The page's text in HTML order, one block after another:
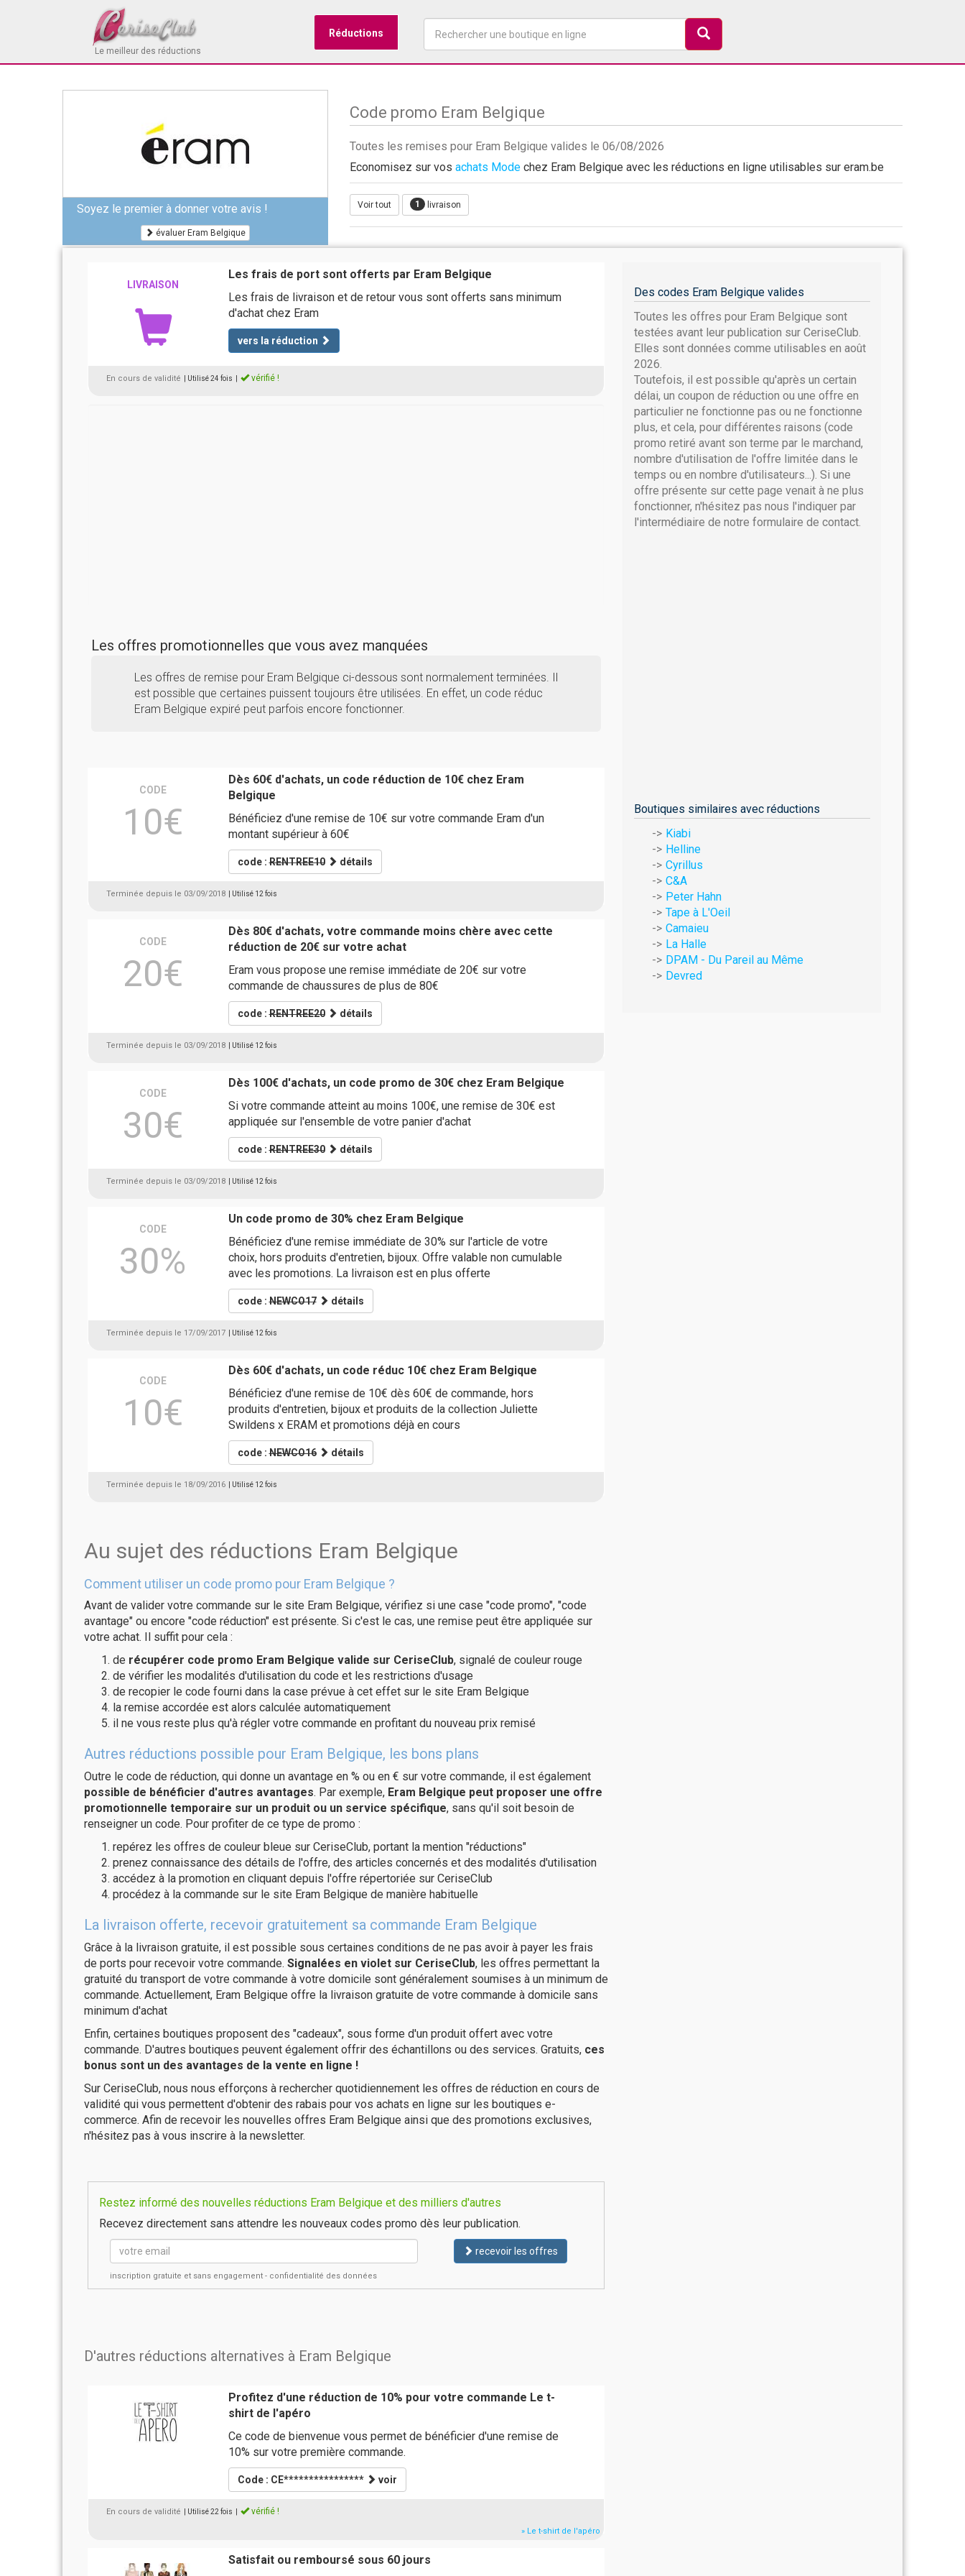
Le meilleur des réductions
Réductions
Soyez le premier à donner votre avis !
évaluer Eram Belgique
Code promo Eram Belgique
Toutes les remises pour Eram Belgique valides le 06/08/2026
Economisez sur vos achats Mode chez Eram Belgique avec les réductions en ligne utilisables sur eram.be
Voir tout 1 livraison
LIVRAISON
Les frais de port sont offerts par Eram Belgique
Les frais de livraison et de retour vous sont offerts sans minimum
d'achat chez Eram
vers la réduction
En cours de validité | Utilisé 24 fois vérifié !
Les offres promotionnelles que vous avez manquées
Les offres de remise pour Eram Belgique ci-dessous sont normalement terminées. Il
est possible que certaines puissent toujours être utilisées. En effet, un code réduc
Eram Belgique expiré peut parfois encore fonctionner.
CODE
10€
Dès 60€ d'achats, un code réduction de 10€ chez Eram
Belgique
Bénéficiez d'une remise de 10€ sur votre commande Eram d'un
montant supérieur à 60€
code :RENTREE10 détails
Terminée depuis le 03/09/2018 | Utilisé 12 fois
CODE
20€
Dès 80€ d'achats, votre commande moins chère avec cette
réduction de 20€ sur votre achat
Eram vous propose une remise immédiate de 20€ sur votre
commande de chaussures de plus de 80€
code :RENTREE20 détails
Terminée depuis le 03/09/2018 | Utilisé 12 fois
CODE
30€
Dès 100€ d'achats, un code promo de 30€ chez Eram Belgique
Si votre commande atteint au moins 100€, une remise de 30€ est
appliquée sur l'ensemble de votre panier d'achat
code :RENTREE30 détails
Terminée depuis le 03/09/2018 | Utilisé 12 fois
CODE
30%
Un code promo de 30% chez Eram Belgique
Bénéficiez d'une remise immédiate de 30% sur l'article de votre
choix, hors produits d'entretien, bijoux. Offre valable non cumulable
avec les promotions. La livraison est en plus offerte
code :NEWCO17 détails
Terminée depuis le 17/09/2017 | Utilisé 12 fois
CODE
10€
Dès 60€ d'achats, un code réduc 10€ chez Eram Belgique
Bénéficiez d'une remise de 10€ dès 60€ de commande, hors
produits d'entretien, bijoux et produits de la collection Juliette
Swildens x ERAM et promotions déjà en cours
code :NEWCO16 détails
Terminée depuis le 18/09/2016 | Utilisé 12 fois
Au sujet des réductions Eram Belgique
Comment utiliser un code promo pour Eram Belgique ?
Avant de valider votre commande sur le site Eram Belgique, vérifiez si une case "code promo", "code
avantage" ou encore "code réduction" est présente. Si c'est le cas, une remise peut être appliquée sur
votre achat. Il suffit pour cela :
de récupérer code promo Eram Belgique valide sur CeriseClub, signalé de couleur rouge
de vérifier les modalités d'utilisation du code et les restrictions d'usage
de recopier le code fourni dans la case prévue à cet effet sur le site Eram Belgique
la remise accordée est alors calculée automatiquement
il ne vous reste plus qu'à régler votre commande en profitant du nouveau prix remisé
Autres réductions possible pour Eram Belgique, les bons plans
Outre le code de réduction, qui donne un avantage en % ou en € sur votre commande, il est également
possible de bénéficier d'autres avantages. Par exemple, Eram Belgique peut proposer une offre
promotionnelle temporaire sur un produit ou un service spécifique, sans qu'il soit besoin de
renseigner un code. Pour profiter de ce type de promo :
repérez les offres de couleur bleue sur CeriseClub, portant la mention "réductions"
prenez connaissance des détails de l'offre, des articles concernés et des modalités d'utilisation
accédez à la promotion en cliquant depuis l'offre répertoriée sur CeriseClub
procédez à la commande sur le site Eram Belgique de manière habituelle
La livraison offerte, recevoir gratuitement sa commande Eram Belgique
Grâce à la livraison gratuite, il est possible sous certaines conditions de ne pas avoir à payer les frais
de ports pour recevoir votre commande. Signalées en violet sur CeriseClub, les offres permettant la
gratuité du transport de votre commande à votre domicile sont généralement soumises à un minimum de
commande. Actuellement, Eram Belgique offre la livraison gratuite de votre commande à domicile sans
minimum d'achat
Enfin, certaines boutiques proposent des "cadeaux", sous forme d'un produit offert avec votre
commande. D'autres boutiques peuvent également offrir des échantillons ou des services. Gratuits, ces
bonus sont un des avantages de la vente en ligne !
Sur CeriseClub, nous nous efforçons à rechercher quotidiennement les offres de réduction en cours de
validité qui vous permettent d'obtenir des rabais pour vos achats en ligne sur les boutiques e-
commerce. Afin de recevoir les nouvelles offres Eram Belgique ainsi que des promotions exclusives,
n'hésitez pas à vous inscrire à la newsletter.
Restez informé des nouvelles réductions Eram Belgique et des milliers d'autres
Recevez directement sans attendre les nouveaux codes promo dès leur publication.
recevoir les offres
inscription gratuite et sans engagement - confidentialité des données
D'autres réductions alternatives à Eram Belgique
Profitez d'une réduction de 10% pour votre commande Le t-
shirt de l'apéro
Ce code de bienvenue vous permet de bénéficier d'une remise de
10% sur votre première commande.
Code : CE**************** voir
En cours de validité | Utilisé 22 fois vérifié !
» Le t-shirt de l'apéro
Satisfait ou remboursé sous 60 jours
Des codes Eram Belgique valides
Toutes les offres pour Eram Belgique sont
testées avant leur publication sur CeriseClub.
Elles sont données comme utilisables en août
2026.
Toutefois, il est possible qu'après un certain
délai, un coupon de réduction ou une offre en
particulier ne fonctionne pas ou ne fonctionne
plus, et cela, pour différentes raisons (code
promo retiré avant son terme par le marchand,
nombre d'utilisation de l'offre limitée dans le
temps ou en nombre d'utilisateurs...). Si une
offre présente sur cette page venait à ne plus
fonctionner, n'hésitez pas nous l'indiquer par
l'intermédiaire de notre formulaire de contact.
Boutiques similaires avec réductions
Kiabi
Helline
Cyrillus
C&A
Peter Hahn
Tape à L'Oeil
Camaieu
La Halle
DPAM - Du Pareil au Même
Devred